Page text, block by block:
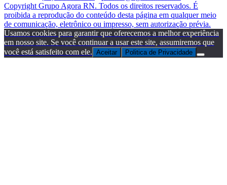
Copyright Grupo Agora RN. Todos os direitos reservados. É
proibida a reprodução do conteúdo desta página em qualquer meio
de comunicação, eletrônico ou impresso, sem autorização prévia.
Usamos cookies para garantir que oferecemos a melhor experiência
em nosso site. Se você continuar a usar este site, assumiremos que
você está satisfeito com ele. Aceitar Politica de Privacidade